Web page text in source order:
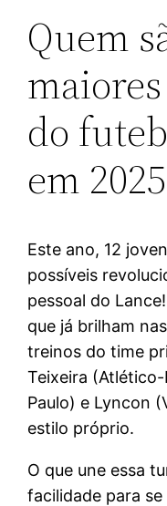
Quem
do
em 2025
Este ano, 12
possíveis
pessoal do
que já brilham
treinos do time
Teixeira
Paulo) e Lyncon
estilo próprio.
O que une essa
facilidade para